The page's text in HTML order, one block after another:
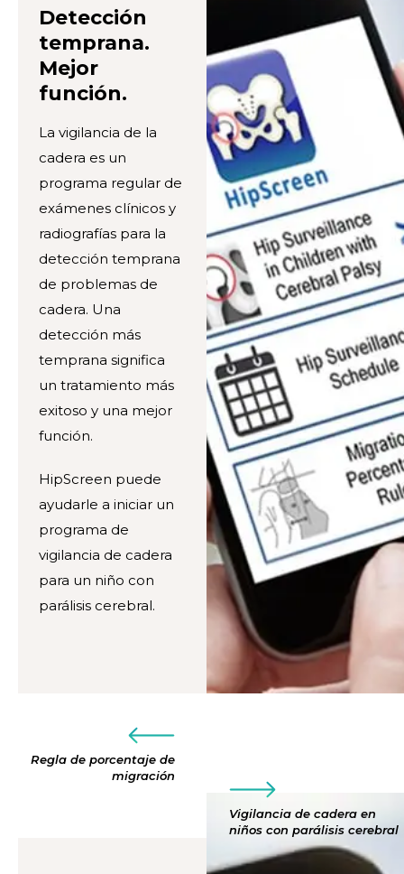
Detección
temprana.
Mejor
función.
La vigilancia de la
cadera es un
programa regular de
exámenes clínicos y
radiografías para la
detección temprana
de problemas de
cadera. Una
detección más
temprana significa
un tratamiento más
exitoso y una mejor
función.
HipScreen puede
ayudarle a iniciar un
programa de
vigilancia de cadera
para un niño con
parálisis cerebral.
Regla de porcentaje de
migración
Vigilancia de cadera en
niños con parálisis cerebral